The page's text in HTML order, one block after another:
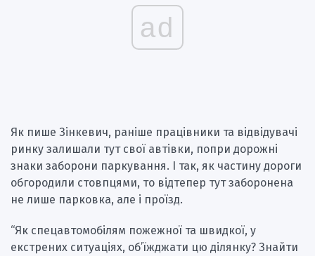
ad
Як пише Зінкевич, раніше працівники та відвідувачі
ринку залишали тут свої автівки, попри дорожні
знаки заборони паркування. І так, як частину дороги
обгородили стовпцями, то відтепер тут заборонена
не лише парковка, але і проїзд.
“Як спецавтомобілям пожежної та швидкої, у
екстрених ситуаціях, об’їжджати цю ділянку? Знайти